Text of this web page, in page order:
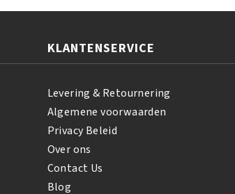
237
ml
KLANTENSERVICE
Levering & Retournering
Algemene voorwaarden
Privacy Beleid
Over ons
Contact Us
Blog